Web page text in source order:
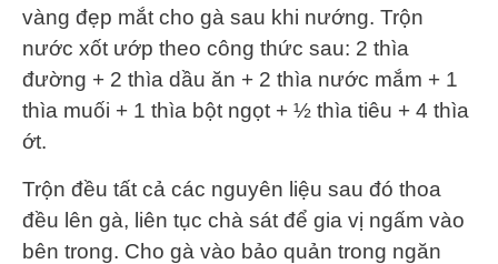
vàng đẹp mắt cho gà sau khi nướng. Trộn
nước xốt ướp theo công thức sau: 2 thìa
đường + 2 thìa dầu ăn + 2 thìa nước mắm + 1
thìa muối + 1 thìa bột ngọt + ½ thìa tiêu + 4 thìa
ớt.
Trộn đều tất cả các nguyên liệu sau đó thoa
đều lên gà, liên tục chà sát để gia vị ngấm vào
bên trong. Cho gà vào bảo quản trong ngăn